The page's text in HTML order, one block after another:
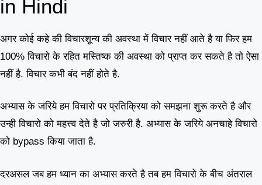
in Hindi
अगर कोई कहे की विचारशून्य की अवस्था में विचार नहीं आते है या फिर हम
100% विचारो के रहित मस्तिष्क की अवस्था को प्राप्त कर सकते है तो ऐसा
नहीं है. विचार कभी बंद नहीं होते है.
अभ्यास के जरिये हम विचारो पर प्रतिक्रिया को समझना शुरू करते है और
उन्ही विचारो को महत्त्व देते है जो जरुरी है. अभ्यास के जरिये अनचाहे विचारो
को bypass किया जाता है.
दरअसल जब हम ध्यान का अभ्यास करते है तब हम विचारो के बीच अंतराल